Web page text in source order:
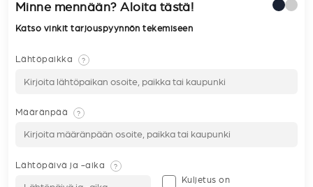
Minne mennään? Aloita tästä!
Katso vinkit tarjouspyynnön tekemiseen
Lähtöpaikka ?
Määränpää ?
Lähtöpäivä ja -aika ?
Kuljetus on